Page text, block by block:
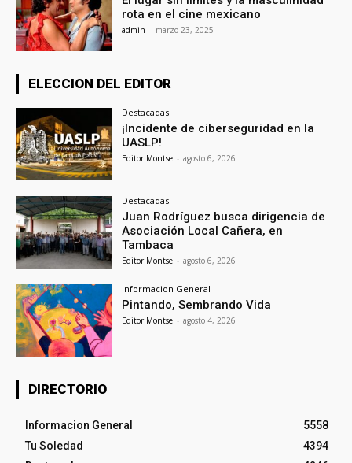
rota en el cine mexicano
admin - marzo 23, 2025
ELECCION DEL EDITOR
Destacadas
¡Incidente de ciberseguridad en la
UASLP!
Editor Montse - agosto 6, 2026
Destacadas
Juan Rodríguez busca dirigencia de
Asociación Local Cañera, en
Tambaca
Editor Montse - agosto 6, 2026
Informacion General
Pintando, Sembrando Vida
Editor Montse - agosto 4, 2026
DIRECTORIO
Informacion General
5558
Tu Soledad
4394